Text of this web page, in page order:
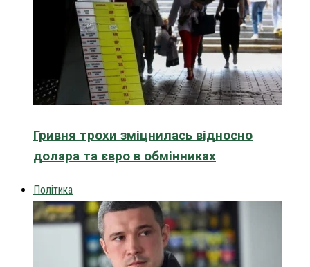
Гривня трохи зміцнилась відносно
долара та євро в обмінниках
Політика